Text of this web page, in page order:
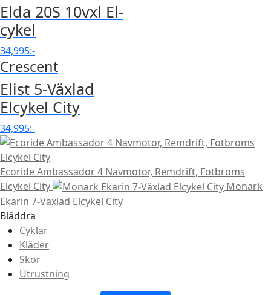
Elda 20S 10vxl El-
cykel
34,995:-
Crescent
Elist 5-Växlad
Elcykel City
34,995:-
Ecoride Ambassador 4 Navmotor, Remdrift, Fotbroms
Elcykel City
Monark
Ekarin 7-Växlad Elcykel City
Bläddra
Cyklar
Kläder
Skor
Utrustning